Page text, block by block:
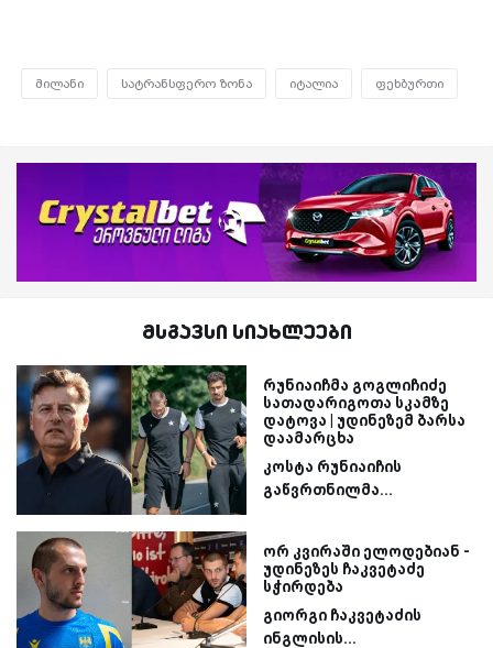
მილანი სატრანსფერო ზონა იტალია ფეხბურთი
მსგავსი სიახლეები
რუნიაიჩმა გოგლიჩიძე
სათადარიგოთა სკამზე
დატოვა | უდინეზემ ბარსა
დაამარცხა
კოსტა რუნიაიჩის
გაწვრთნილმა...
ორ კვირაში ელოდებიან -
უდინეზეს ჩაკვეტაძე
სჭირდება
გიორგი ჩაკვეტაძის
ინგლისის...